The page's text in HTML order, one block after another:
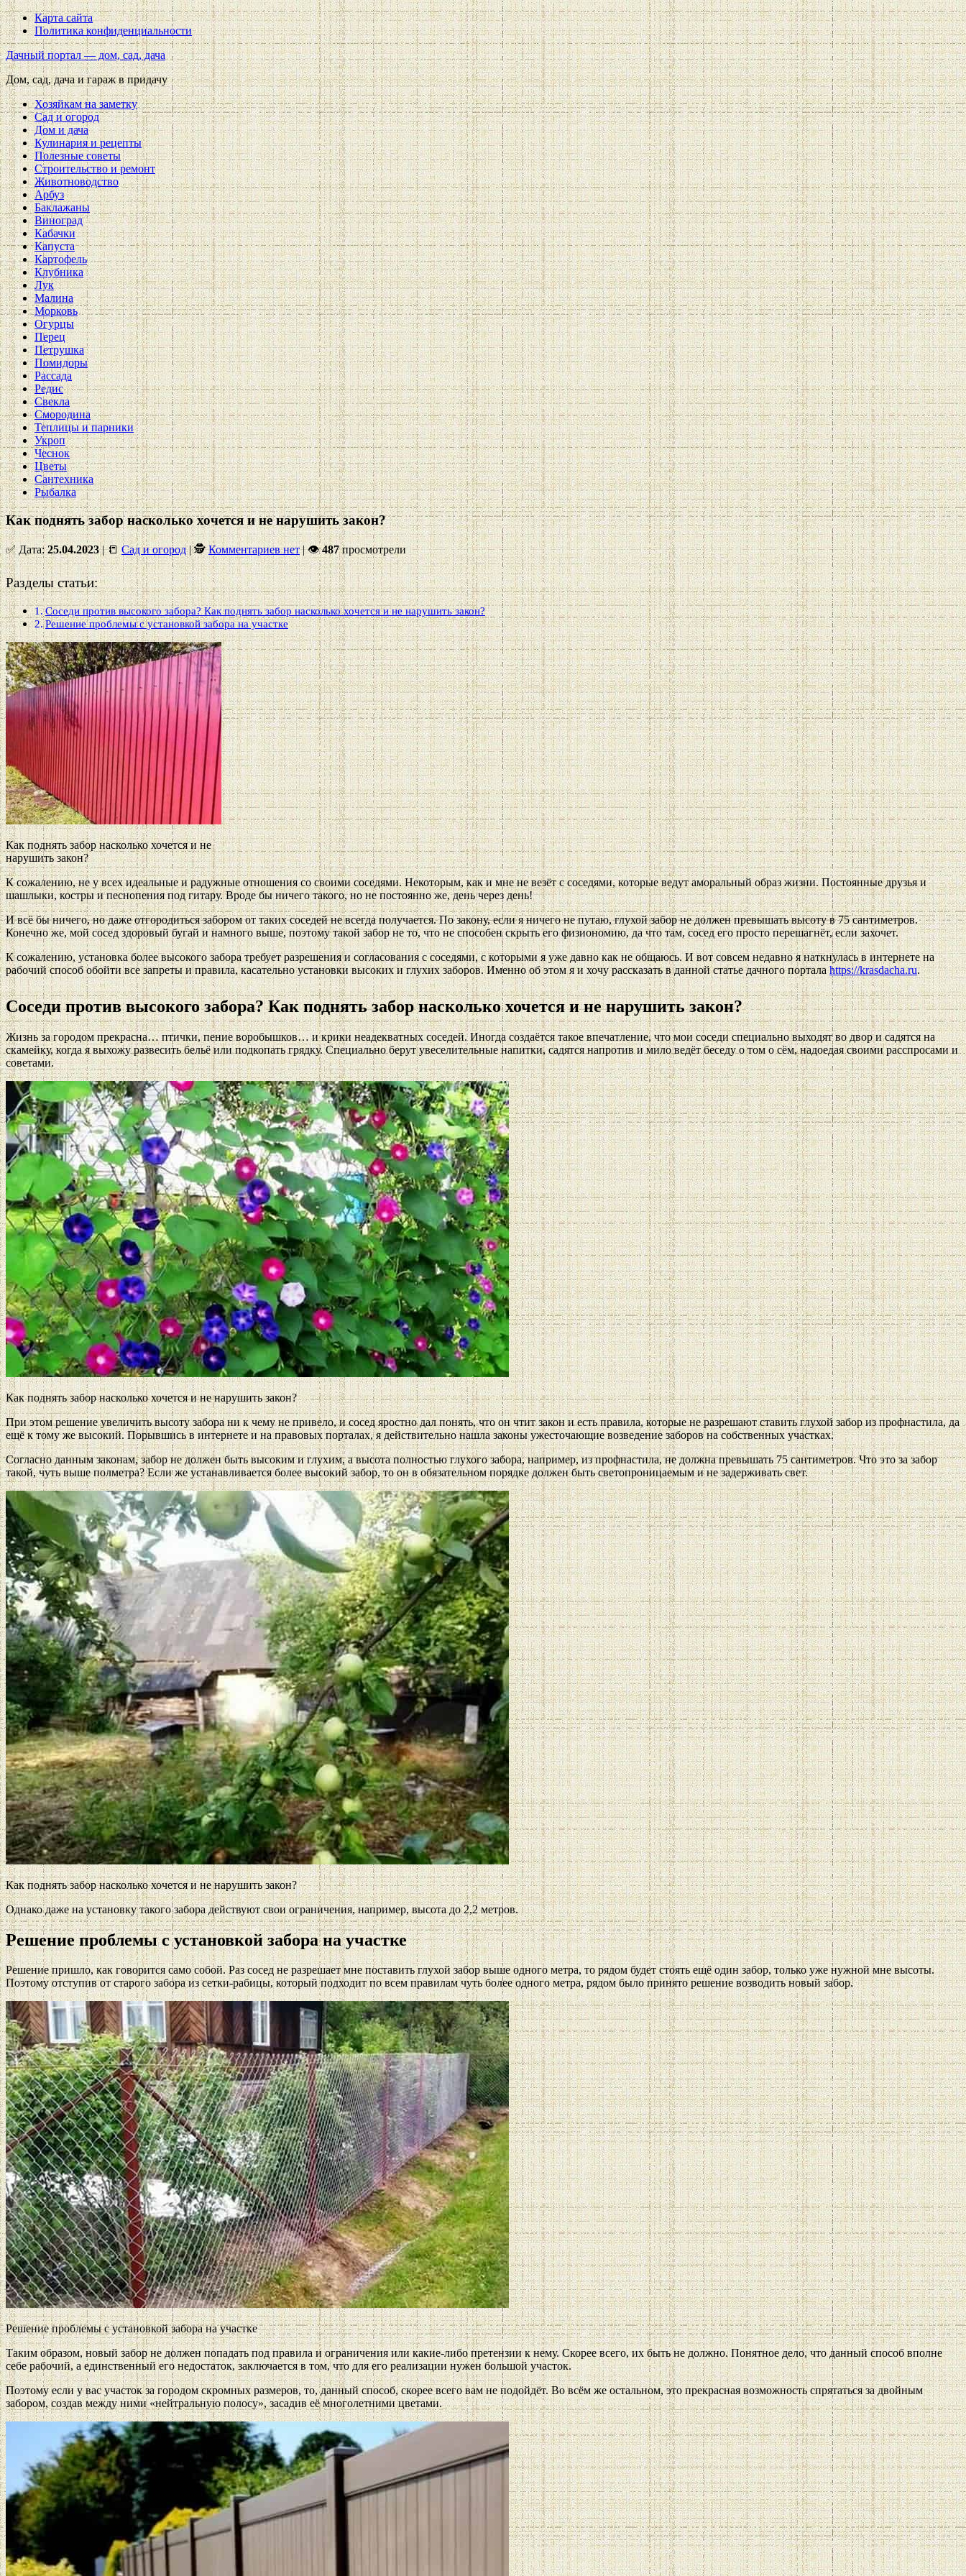
Карта сайта
Политика конфиденциальности
Дачный портал — дом, сад, дача
Дом, сад, дача и гараж в придачу
Хозяйкам на заметку
Сад и огород
Дом и дача
Кулинария и рецепты
Полезные советы
Строительство и ремонт
Животноводство
Арбуз
Баклажаны
Виноград
Кабачки
Капуста
Картофель
Клубника
Лук
Малина
Морковь
Огурцы
Перец
Петрушка
Помидоры
Рассада
Редис
Свекла
Смородина
Теплицы и парники
Укроп
Чеснок
Цветы
Сантехника
Рыбалка
Как поднять забор насколько хочется и не нарушить закон?
✅ Дата:25.04.2023| 📒Сад и огород| 🕵Комментариев нет|👁487просмотрели
Разделы статьи:
Соседи против высокого забора? Как поднять забор насколько хочется и не нарушить закон?
Решение проблемы с установкой забора на участке
Как поднять забор насколько хочется и не
нарушить закон?
К сожалению, не у всех идеальные и радужные отношения со своими соседями. Некоторым, как и мне не везёт с соседями, которые ведут аморальный образ жизни. Постоянные друзья и
шашлыки, костры и песнопения под гитару. Вроде бы ничего такого, но не постоянно же, день через день!
И всё бы ничего, но даже отгородиться забором от таких соседей не всегда получается. По закону, если я ничего не путаю, глухой забор не должен превышать высоту в 75 сантиметров.
Конечно же, мой сосед здоровый бугай и намного выше, поэтому такой забор не то, что не способен скрыть его физиономию, да что там, сосед его просто перешагнёт, если захочет.
К сожалению, установка более высокого забора требует разрешения и согласования с соседями, с которыми я уже давно как не общаюсь. И вот совсем недавно я наткнулась в интернете на
рабочий способ обойти все запреты и правила, касательно установки высоких и глухих заборов. Именно об этом я и хочу рассказать в данной статье дачного порталаhttps://krasdacha.ru.
Соседи против высокого забора? Как поднять забор насколько хочется и не нарушить закон?
Жизнь за городом прекрасна… птички, пение воробышков… и крики неадекватных соседей. Иногда создаётся такое впечатление, что мои соседи специально выходят во двор и садятся на
скамейку, когда я выхожу развесить бельё или подкопать грядку. Специально берут увеселительные напитки, садятся напротив и мило ведёт беседу о том о сём, надоедая своими расспросами и
советами.
Как поднять забор насколько хочется и не нарушить закон?
При этом решение увеличить высоту забора ни к чему не привело, и сосед яростно дал понять, что он чтит закон и есть правила, которые не разрешают ставить глухой забор из профнастила, да
ещё к тому же высокий. Порывшись в интернете и на правовых порталах, я действительно нашла законы ужесточающие возведение заборов на собственных участках.
Согласно данным законам, забор не должен быть высоким и глухим, а высота полностью глухого забора, например, из профнастила, не должна превышать 75 сантиметров. Что это за забор
такой, чуть выше полметра? Если же устанавливается более высокий забор, то он в обязательном порядке должен быть светопроницаемым и не задерживать свет.
Как поднять забор насколько хочется и не нарушить закон?
Однако даже на установку такого забора действуют свои ограничения, например, высота до 2,2 метров.
Решение проблемы с установкой забора на участке
Решение пришло, как говорится само собой. Раз сосед не разрешает мне поставить глухой забор выше одного метра, то рядом будет стоять ещё один забор, только уже нужной мне высоты.
Поэтому отступив от старого забора из сетки-рабицы, который подходит по всем правилам чуть более одного метра, рядом было принято решение возводить новый забор.
Решение проблемы с установкой забора на участке
Таким образом, новый забор не должен попадать под правила и ограничения или какие-либо претензии к нему. Скорее всего, их быть не должно. Понятное дело, что данный способ вполне
себе рабочий, а единственный его недостаток, заключается в том, что для его реализации нужен большой участок.
Поэтому если у вас участок за городом скромных размеров, то, данный способ, скорее всего вам не подойдёт. Во всём же остальном, это прекрасная возможность спрятаться за двойным
забором, создав между ними «нейтральную полосу», засадив её многолетними цветами.